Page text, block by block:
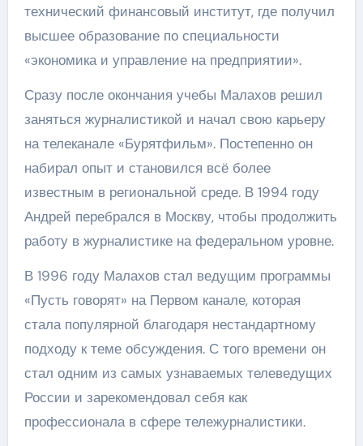
технический финансовый институт, где получил
высшее образование по специальности
«экономика и управление на предприятии».
Сразу после окончания учебы Малахов решил
заняться журналистикой и начал свою карьеру
на телеканале «Бурятфильм». Постепенно он
набирал опыт и становился всё более
известным в региональной среде. В 1994 году
Андрей перебрался в Москву, чтобы продолжить
работу в журналистике на федеральном уровне.
В 1996 году Малахов стал ведущим программы
«Пусть говорят» на Первом канале, которая
стала популярной благодаря нестандартному
подходу к теме обсуждения. С того времени он
стал одним из самых узнаваемых телеведущих
России и зарекомендовал себя как
профессионала в сфере тележурналистики.